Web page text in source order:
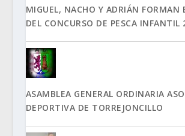
MIGUEL, NACHO Y ADRIÁN FORMAN
DEL CONCURSO DE PESCA INFANTIL
ASAMBLEA GENERAL ORDINARIA
DEPORTIVA DE TORREJONCILLO